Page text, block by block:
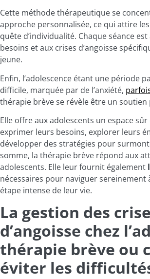
Cette méthode thérapeutique se
approche personnalisée, ce qui attire
quête d’individualité. Chaque séance
besoins et aux crises d’angoisse
jeune.
Enfin, l’adolescence étant une période
difficile, marquée par de l’anxiété,
thérapie brève se révèle être un soutien
Elle offre aux adolescents un espace
exprimer leurs besoins, explorer leurs
développer des stratégies pour
somme, la thérapie brève répond aux
adolescents. Elle leur fournit également
nécessaires pour naviguer sereinement
étape intense de leur vie.
La gestion des
d’angoisse chez
thérapie brève ou
éviter les